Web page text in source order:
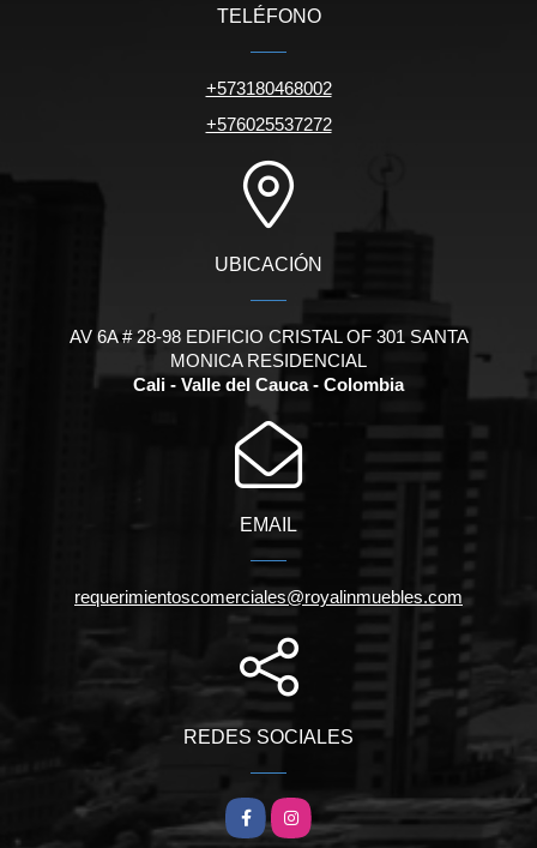
TELÉFONO
+573180468002
+576025537272
UBICACIÓN
AV 6A # 28-98 EDIFICIO CRISTAL OF 301 SANTA
MONICA RESIDENCIAL
Cali - Valle del Cauca - Colombia
EMAIL
requerimientoscomerciales@royalinmuebles.com
REDES SOCIALES
FacebookInstagram